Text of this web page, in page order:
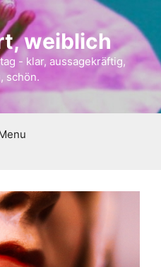
weiblich
- klar, aussagekräftig,
schön.